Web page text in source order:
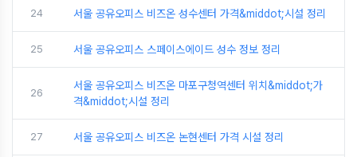
24 서울 공유오피스 비즈온 성수센터 가격&middot;시설 정리
25 서울 공유오피스 스페이스에이드 성수 정보 정리
26
서울 공유오피스 비즈온 마포구청역센터 위치&middot;가
격&middot;시설 정리
27 서울 공유오피스 비즈온 논현센터 가격 시설 정리